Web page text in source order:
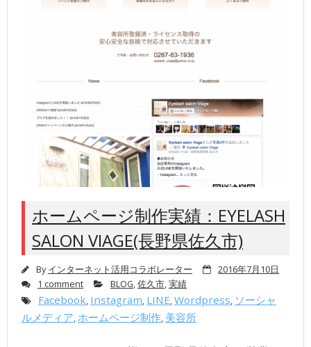
ホームページ制作実績：EYELASH
SALON VIAGE(長野県佐久市)
Byインターネット活用コラボレーター
2016年7月10日
1 comment
BLOG,佐久市,実績
Facebook, Instagram, LINE,Wordpress, ソーシャ
ルメディア, ホームページ制作, 美容所